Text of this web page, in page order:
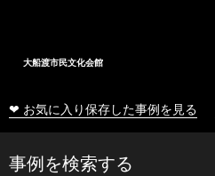
大船渡市民文化会館
❤ お気に入り保存した事例を見る
事例を検索する